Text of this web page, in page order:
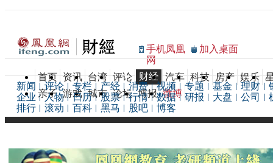
手机凤凰
网
加入桌面
首页 资讯 台湾 评论 财经 汽车 科技 房产 娱乐
亲子 游戏 城市 论坛 博报 微博
新闻 评论 专栏 产经 消费 视频 专题 基金 理财
企业
人物 日历 股票 行情 数据 研报 大盘 公司
排行
滚动 百科 黑马 股吧 博客